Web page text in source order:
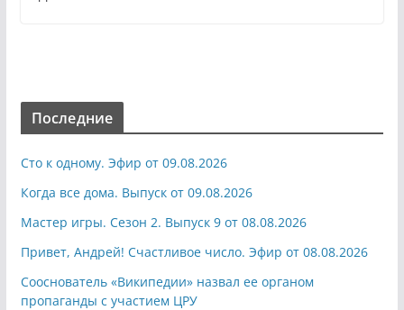
Последние
Сто к одному. Эфир от 09.08.2026
Когда все дома. Выпуск от 09.08.2026
Мастер игры. Сезон 2. Выпуск 9 от 08.08.2026
Привет, Андрей! Счастливое число. Эфир от 08.08.2026
Сооснователь «Википедии» назвал ее органом
пропаганды с участием ЦРУ